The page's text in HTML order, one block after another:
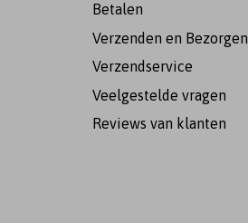
Betalen
Verzenden en Bezorgen
Verzendservice
Veelgestelde vragen
Reviews van klanten